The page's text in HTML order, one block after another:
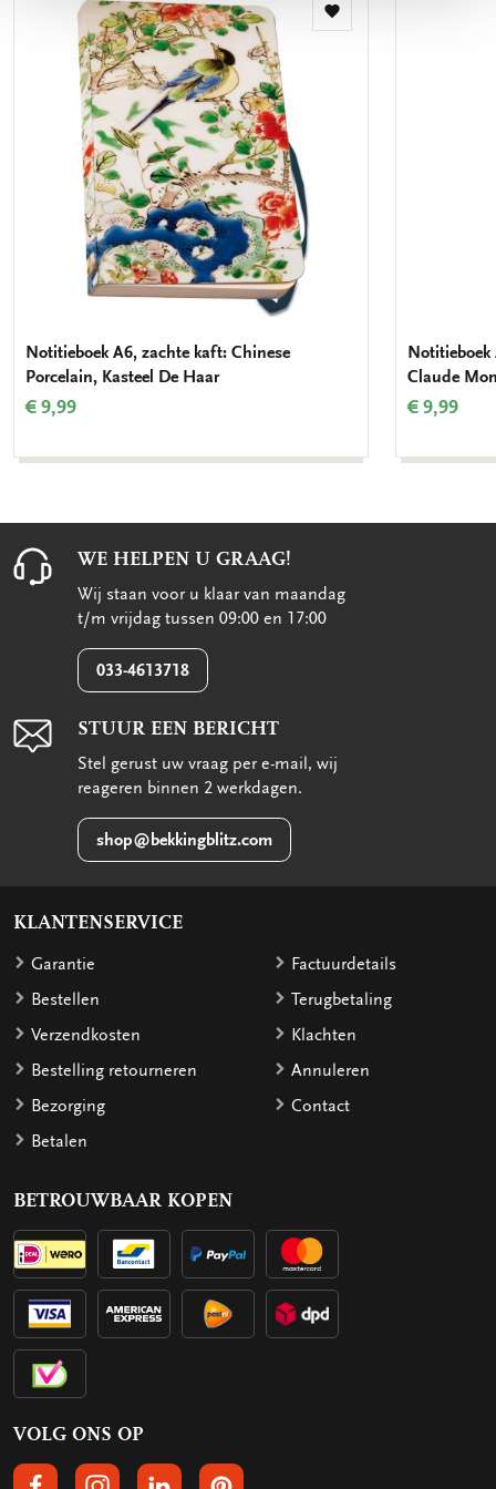
Toevoegen
Notitieboek A6, zachte kaft: Chinese
Porcelain, Kasteel De Haar
€ 9,99
Notitieboek
Claude
€ 9,99
WE HELPEN U GRAAG!
Wij staan voor u klaar van maandag
t/m vrijdag tussen 09:00 en 17:00
033-4613718
STUUR EEN BERICHT
Stel gerust uw vraag per e-mail, wij
reageren binnen 2 werkdagen.
shop@bekkingblitz.com
KLANTENSERVICE
Garantie
Bestellen
Verzendkosten
Bestelling retourneren
Bezorging
Betalen
Factuurdetails
Terugbetaling
Klachten
Annuleren
Contact
BETROUWBAAR KOPEN
VOLG ONS OP